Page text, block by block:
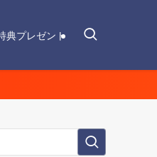
典プレゼント